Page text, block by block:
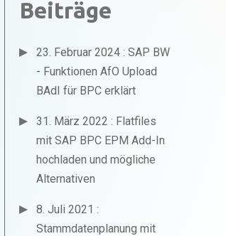
Beiträge
23. Februar 2024 : SAP BW
- Funktionen AfO Upload
BAdI für BPC erklärt
31. März 2022 : Flatfiles
mit SAP BPC EPM Add-In
hochladen und mögliche
Alternativen
8. Juli 2021 :
Stammdatenplanung mit